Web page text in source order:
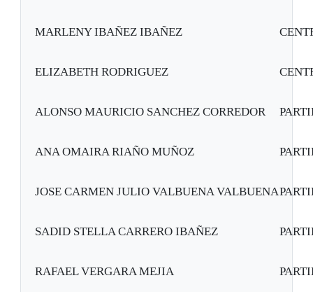
MARLENY IBAÑEZ IBAÑEZ
ELIZABETH RODRIGUEZ
ALONSO MAURICIO SANCHEZ CORREDOR
ANA OMAIRA RIAÑO MUÑOZ
JOSE CARMEN JULIO VALBUENA VALBUENA
SADID STELLA CARRERO IBAÑEZ
RAFAEL VERGARA MEJIA